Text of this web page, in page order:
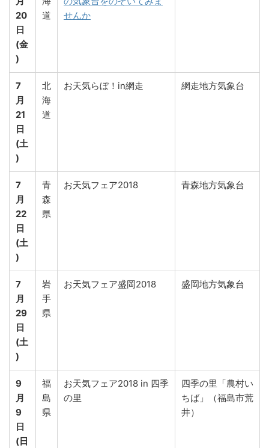
20
日
(金
)
道
せんか
7
月
21
日
(土
)
北
海
道
お天気らぼ！in網走 網走地方気象台
7
月
22
日
(土
)
青
森
県
お天気フェア2018 青森地方気象台
7
月
29
日
(土
)
岩
手
県
お天気フェア盛岡2018 盛岡地方気象台
9
月
9
日
(日
福
島
県
お天気フェア2018 in 四季
の里
四季の里「農村い
ちば」（福島市荒
井）